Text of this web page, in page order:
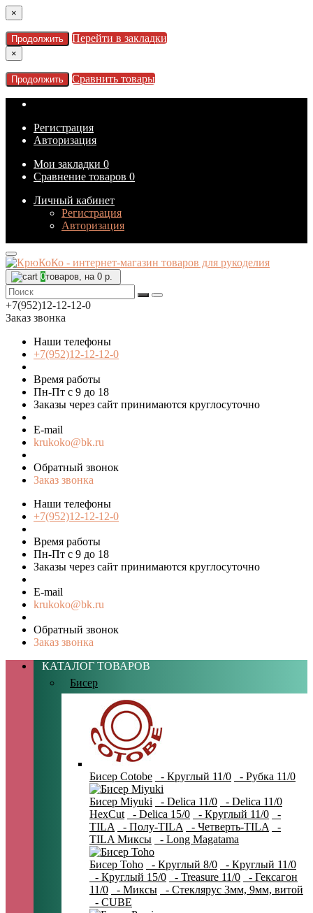
×
Продолжить Перейти в закладки
×
Продолжить Сравнить товары
Регистрация
Авторизация
Мои закладки 0
Сравнение товаров 0
Личный кабинет
Регистрация
Авторизация
0товаров, на 0 р.
+7(952)12-12-12-0
Заказ звонка
Наши телефоны
+7(952)12-12-12-0
Время работы
Пн-Пт с 9 до 18
Заказы через сайт принимаются круглосуточно
E-mail
krukoko@bk.ru
Обратный звонок
Заказ звонка
Наши телефоны
+7(952)12-12-12-0
Время работы
Пн-Пт с 9 до 18
Заказы через сайт принимаются круглосуточно
E-mail
krukoko@bk.ru
Обратный звонок
Заказ звонка
КАТАЛОГ ТОВАРОВ
Бисер
Бисер Cotobe - Круглый 11/0 - Рубка 11/0
Бисер Miyuki - Delica 11/0
- Delica 11/0
HexCut
- Delica 15/0 - Круглый 11/0
-
TILA
- Полу-TILA - Четверть-TILA
-
TILA Миксы
- Long Magatama
Бисер Toho - Круглый 8/0
- Круглый 11/0
- Круглый 15/0
- Treasure 11/0
- Гексагон
11/0
- Миксы
- Стеклярус 3мм, 9мм, витой
- CUBE